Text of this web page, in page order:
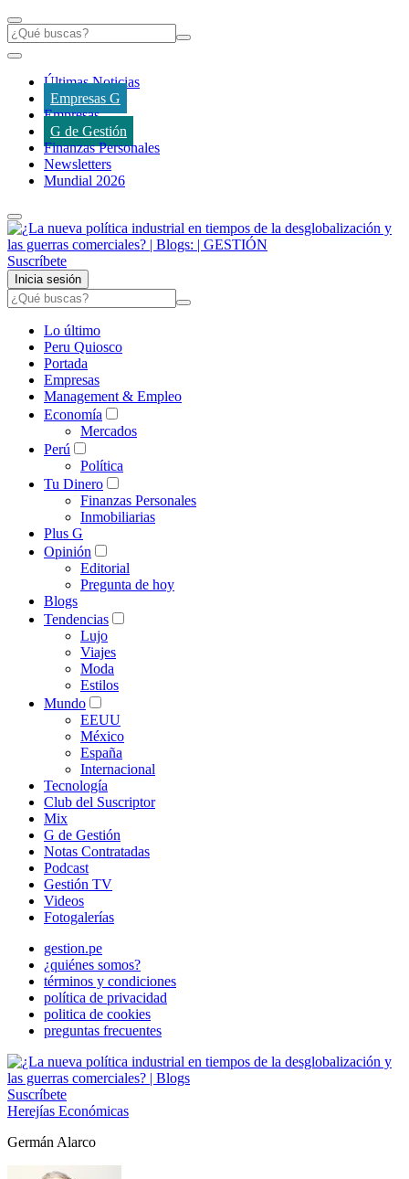
Últimas Noticias
Empresas G
Empresas
G de Gestión
Finanzas Personales
Newsletters
Mundial 2026
Suscríbete
Inicia sesión
Lo último
Peru Quiosco
Portada
Empresas
Management & Empleo
Economía
Mercados
Perú
Política
Tu Dinero
Finanzas Personales
Inmobiliarias
Plus G
Opinión
Editorial
Pregunta de hoy
Blogs
Tendencias
Lujo
Viajes
Moda
Estilos
Mundo
EEUU
México
España
Internacional
Tecnología
Club del Suscriptor
Mix
G de Gestión
Notas Contratadas
Podcast
Gestión TV
Videos
Fotogalerías
gestion.pe
¿quiénes somos?
términos y condiciones
política de privacidad
politica de cookies
preguntas frecuentes
Suscríbete
Herejías Económicas
Germán Alarco